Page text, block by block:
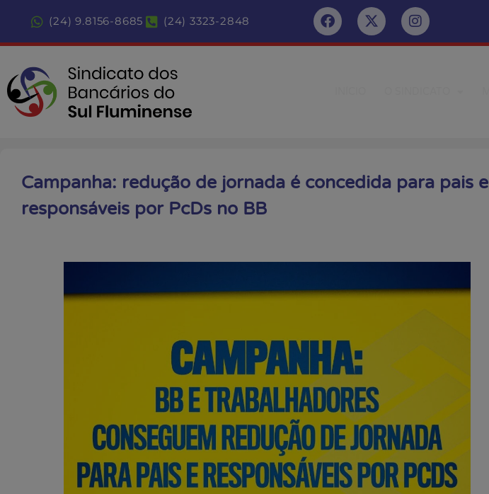
(24) 9.8156-8685 (24) 3323-2848
Campanha: redução de jornada é concedida para pais e
responsáveis por PcDs no BB